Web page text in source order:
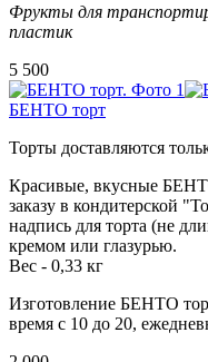
Фрукты для
пластик
5 500
БЕНТО торт
Торты доставляются
Красивые, вкусные
заказу в кондитерской
надпись для торта (не
кремом или глазурью.
Вес - 0,33 кг
Изготовление БЕНТО
время с 10 до 20,